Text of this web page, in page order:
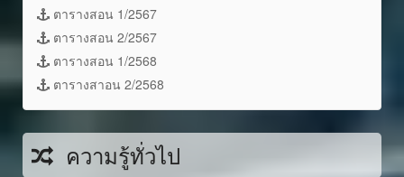
ตารางสอน 1/2567
ตารางสอน 2/2567
ตารางสอน 1/2568
ตารางสาอน 2/2568
ความรู้ทั่วไป